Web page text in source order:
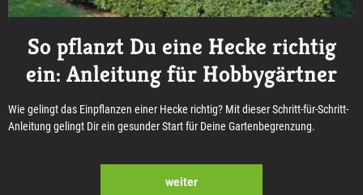
So pflanzt Du eine Hecke richtig
ein: Anleitung für Hobbygärtner
Wie gelingt das Einpflanzen einer Hecke richtig? Mit dieser Schritt-für-Schritt-
Anleitung gelingt Dir ein gesunder Start für Deine Gartenbegrenzung.
weiter